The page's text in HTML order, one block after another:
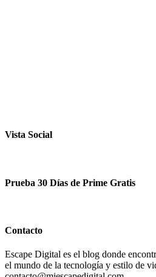
Vista Social
Prueba 30 Días de Prime Gratis
Contacto
Escape Digital es el blog donde
el mundo de la tecnología y estilo de